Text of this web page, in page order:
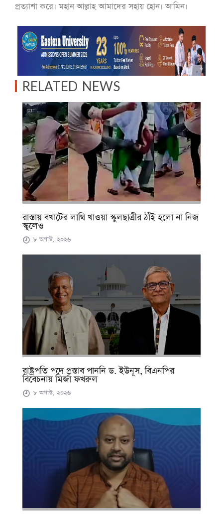
প্রত্যাশা করে। মহান আল্লাহ আমাদের সহায় হোন। আমিন।
RELATED NEWS
রাস্তায় বখাটের লাথি খাওয়া স্কুলছাত্রীর ঠাঁই হলো না নিজ
স্কুলেও
৮ অগাস্ট, ২০২৬
রাষ্ট্রপতি পদে প্রস্তাব পাননি ড. ইউনূস, বিএনপির
বিবেচনায় মির্জা ফখরুল
৮ অগাস্ট, ২০২৬